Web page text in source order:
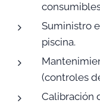
Suministro
piscina.
(controles
Calibración